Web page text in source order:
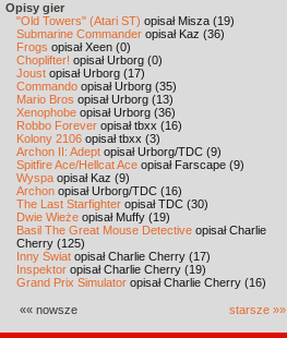
Opisy gier
"Old Towers" (Atari ST) opisał Misza (19)
Submarine Commander opisał Kaz (36)
Frogs opisał Xeen (0)
Choplifter! opisał Urborg (0)
Joust opisał Urborg (17)
Commando opisał Urborg (35)
Mario Bros opisał Urborg (13)
Xenophobe opisał Urborg (36)
Robbo Forever opisał tbxx (16)
Kolony 2106 opisał tbxx (3)
Archon II: Adept opisał Urborg/TDC (9)
Spitfire Ace/Hellcat Ace opisał Farscape (9)
Wyspa opisał Kaz (9)
Archon opisał Urborg/TDC (16)
The Last Starfighter opisał TDC (30)
Dwie Wieże opisał Muffy (19)
Basil The Great Mouse Detective opisał Charlie
Cherry (125)
Inny Świat opisał Charlie Cherry (17)
Inspektor opisał Charlie Cherry (19)
Grand Prix Simulator opisał Charlie Cherry (16)
«« nowsze starsze »»